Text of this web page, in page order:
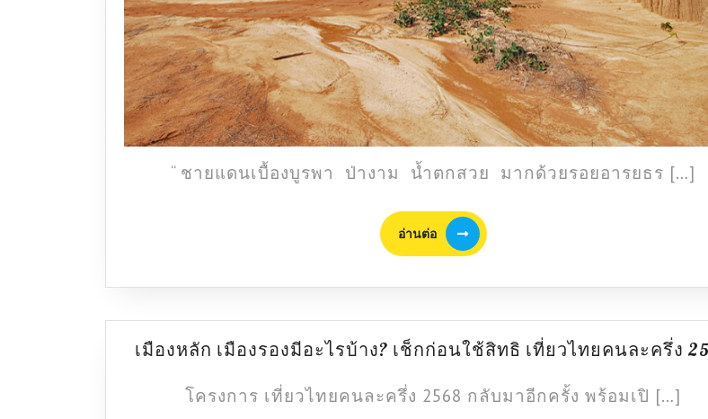
“ ชายแดนเบื้องบูรพา ป่างาม น้ำตกสวย มากด้วยรอยอารยธร […]
อ่านต่อ
อ่าน
ต่อ
เมืองหลัก เมืองรองมีอะไรบ้าง? เช็กก่อนใช้สิทธิ เที่ยวไทยคนละครึ่ง
โครงการ เที่ยวไทยคนละครึ่ง 2568 กลับมาอีกครั้ง พร้อมเปิ […]